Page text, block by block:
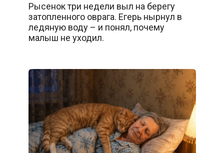
Рысенок три недели выл на берегу
затопленного оврага. Егерь нырнул в
ледяную воду – и понял, почему
малыш не уходил.